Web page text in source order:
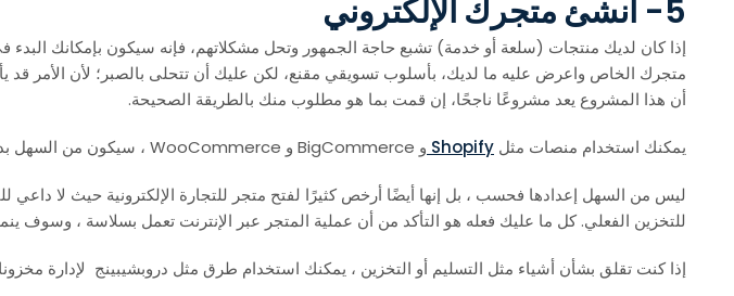
5- أنشئ متجرك الإلكتروني
إذا كان لديك منتجات (سلعة أو خدمة) تشبع حاجة الجمهور وتحل مشكلاتهم، فإنه سيكون بإمكانك
متجرك الخاص واعرض عليه ما لديك، بأسلوب تسويقي مقنع، لكن عليك أن تتحلى بالصبر؛ لأن الأمر قد
أن هذا المشروع يعد مشروعًا ناجحًا، إن قمت بما هو مطلوب منك بالطريقة الصحيحة.
يمكنك استخدام منصات مثل Shopify و BigCommerce و WooCommerce ، سيكون من السهل بدء متجر عبر الإنترنت.
ليس من السهل إعدادها فحسب ، بل إنها أيضًا أرخص كثيرًا لفتح متجر للتجارة الإلكترونية حيث لا داعي
للتخزين الفعلي. كل ما عليك فعله هو التأكد من أن عملية المتجر عبر الإنترنت تعمل بسلاسة ، وسوف
إذا كنت تقلق بشأن أشياء مثل التسليم أو التخزين ، يمكنك استخدام طرق مثل دروبشيبينج لإدارة